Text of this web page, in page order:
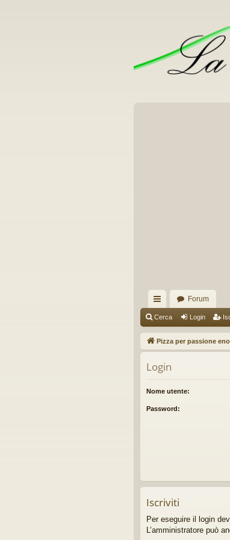
oll
eg
a
m
en
ti
Forum
Cerca Login
Pizza per passione
Login
Nome utente:
Password:
Iscriviti
Per eseguire il login
L’amministratore può